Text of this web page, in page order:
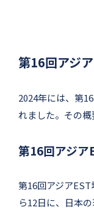
第16回アジ
2024年には、第
れました。その概
第16回アジア
第16回アジア
ら12日に、日本